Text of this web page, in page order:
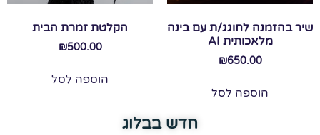
שיר בהזמנה לחוגג/ת עם בינה
מלאכותית AI
₪650.00
הוספה לסל
הקלטת זמרת הבית
₪500.00
הוספה לסל
חדש בבלוג